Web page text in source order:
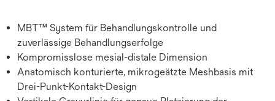
MBT™ System für Behandlungskontrolle und
zuverlässige Behandlungserfolge
Kompromisslose mesial-distale Dimension
Anatomisch konturierte, mikrogeätzte Meshbasis mit
Drei-Punkt-Kontakt-Design